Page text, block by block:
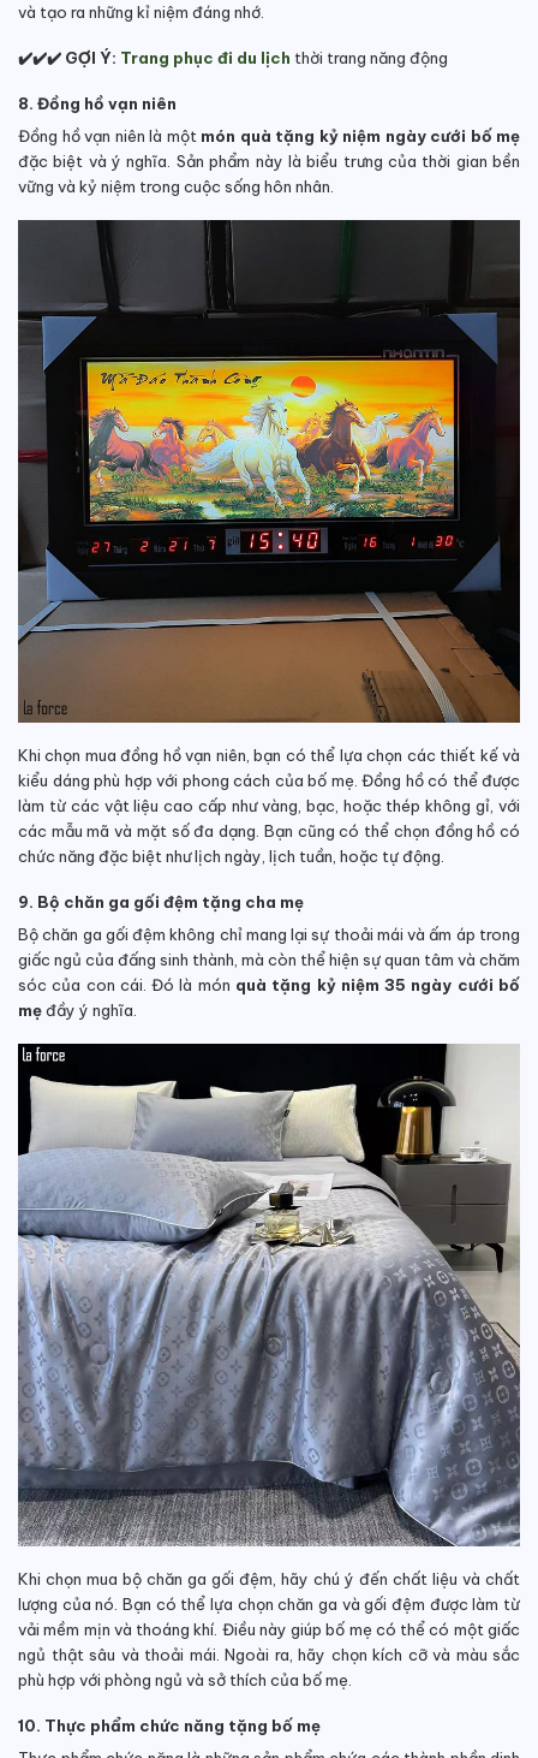
và tạo ra những kỉ niệm đáng nhớ.
✔️✔️✔️ GỢI Ý: Trang phục đi du lịch thời trang năng động
8. Đồng hồ vạn niên
Đồng hồ vạn niên là một món quà tặng kỷ niệm ngày cưới bố mẹ
đặc biệt và ý nghĩa. Sản phẩm này là biểu trưng của thời gian bền
vững và kỷ niệm trong cuộc sống hôn nhân.
Khi chọn mua đồng hồ vạn niên, bạn có thể lựa chọn các thiết kế và
kiểu dáng phù hợp với phong cách của bố mẹ. Đồng hồ có thể được
làm từ các vật liệu cao cấp như vàng, bạc, hoặc thép không gỉ, với
các mẫu mã và mặt số đa dạng. Bạn cũng có thể chọn đồng hồ có
chức năng đặc biệt như lịch ngày, lịch tuần, hoặc tự động.
9. Bộ chăn ga gối đệm tặng cha mẹ
Bộ chăn ga gối đệm không chỉ mang lại sự thoải mái và ấm áp trong
giấc ngủ của đấng sinh thành, mà còn thể hiện sự quan tâm và chăm
sóc của con cái. Đó là món quà tặng kỷ niệm 35 ngày cưới bố
mẹđầy ý nghĩa.
Khi chọn mua bộ chăn ga gối đệm, hãy chú ý đến chất liệu và chất
lượng của nó. Bạn có thể lựa chọn chăn ga và gối đệm được làm từ
vải mềm mịn và thoáng khí. Điều này giúp bố mẹ có thể có một giấc
ngủ thật sâu và thoải mái. Ngoài ra, hãy chọn kích cỡ và màu sắc
phù hợp với phòng ngủ và sở thích của bố mẹ.
10. Thực phẩm chức năng tặng bố mẹ